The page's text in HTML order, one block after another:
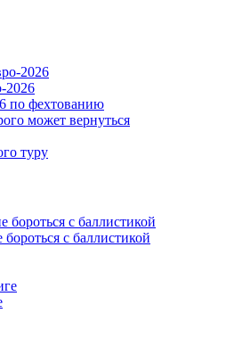
2026
по фехтованию
может вернуться
туру
с баллистикой